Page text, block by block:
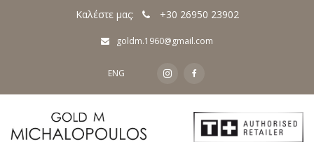
Καλέστε μας: +30 26950 23902
goldm.1960@gmail.com
ENG